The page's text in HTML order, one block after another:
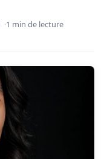
1 min de lecture